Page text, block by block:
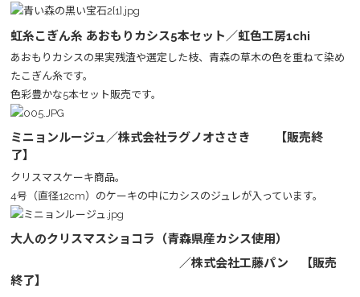
虹糸こぎん糸 あおもりカシス5本セット／虹色工房1chi
あおもりカシスの果実残渣や選定した枝、青森の草木の色を重ねて染め
たこぎん糸です。
色彩豊かな5本セット販売です。
ミニョンルージュ／株式会社ラグノオささき 【販売終
了】
クリスマスケーキ商品。
4号（直径12cm）のケーキの中にカシスのジュレが入っています。
大人のクリスマスショコラ（青森県産カシス使用）
／株式会社工藤パン 【販売
終了】